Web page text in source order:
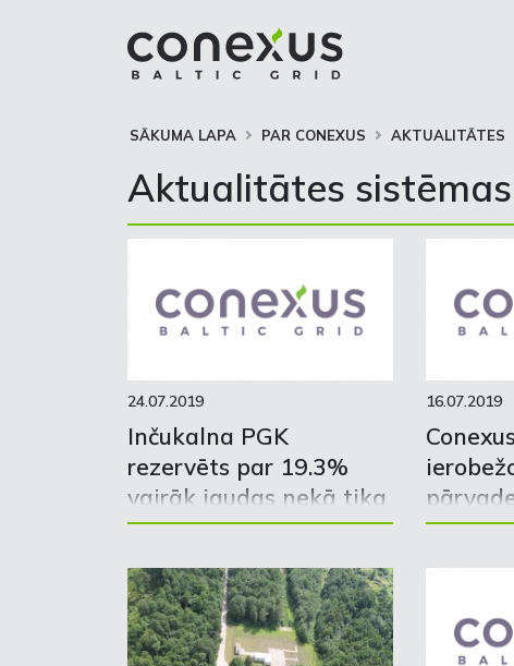
SĀKUMA LAPA PAR CONEXUS AKTUALITĀTES
Aktualitātes
24.07.2019
Inčukalna PGK
rezervēts par 19.3%
vairāk jaudas nekā tika
prognozēts
16.07.2019
uz